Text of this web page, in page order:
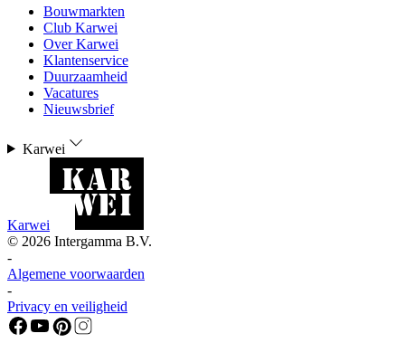
Bouwmarkten
Club Karwei
Over Karwei
Klantenservice
Duurzaamheid
Vacatures
Nieuwsbrief
Karwei
Karwei
© 2026 Intergamma B.V.
-
Algemene voorwaarden
-
Privacy en veiligheid